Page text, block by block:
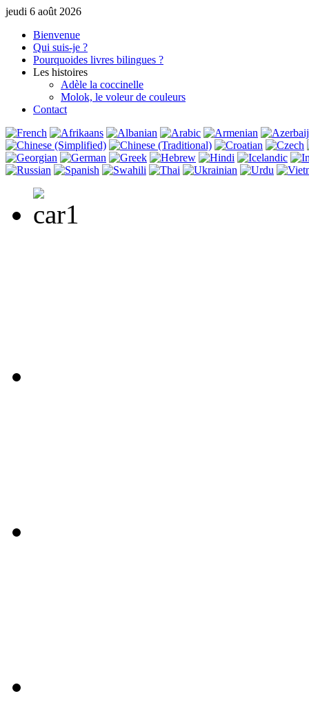
jeudi 6 août 2026
Bienvenue
Qui suis-je ?
Pourquoides livres bilingues ?
Les histoires
Adèle la coccinelle
Molok, le voleur de couleurs
Contact